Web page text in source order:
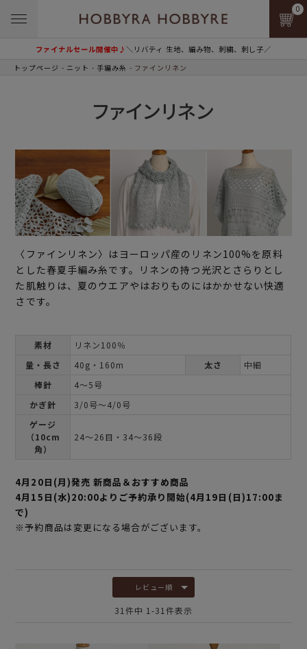
ファイナルセール開催中♪＼リバティ 生地、編み物、刺繍、刺し子／
0
トップページ ニット 手編み糸 ファインリネン
ファインリネン
〈ファインリネン〉はヨーロッパ産のリネン100%を原料
とした春夏手編み糸です。リネンの持つ光沢とさらりとし
た肌触りは、夏のウエアやはおりものにはかかせない快適
さです。
素材
リネン100％
量・長さ
40g・160m 太さ
中細
棒針
4～5号
かぎ針
3/0号～4/0号
ゲージ
（10cm
角）
24～26目・34～36段
4月20日(月)発売 新商品＆おすすめ商品
4月15日(水)20:00よりご予約承り開始(4月19日(日)17:00ま
で)
※予約商品は変更になる場合がございます。
レビュー順
31 件中 1 -31 件表示